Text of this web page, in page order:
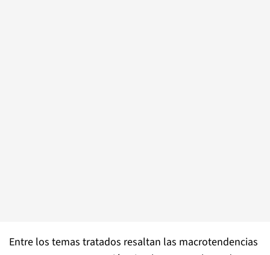
Entre los temas tratados resaltan las macrotendencias